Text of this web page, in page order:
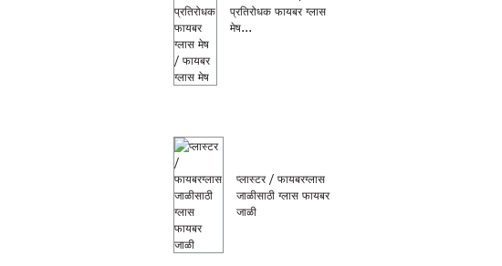
प्रतिरोधक फायबर ग्लास
मेष...
प्लास्टर / फायबरग्लास
जाळीसाठी ग्लास फायबर
जाळी